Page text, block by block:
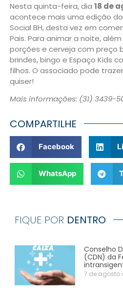
Nesta quinta-feira, dia 18 de
acontece mais uma edição do
Social BH, desta vez em
Pais. Para animar a noite,
porções e cerveja com preço
brindes, bingo e Espaço Kids
filhos. O associado pode
quiser!
Mais informações: (31) 3439-
COMPARTILHE
Facebook
WhatsApp
FIQUE POR DENTRO
Conselho
(CDN) da
7 de agosto